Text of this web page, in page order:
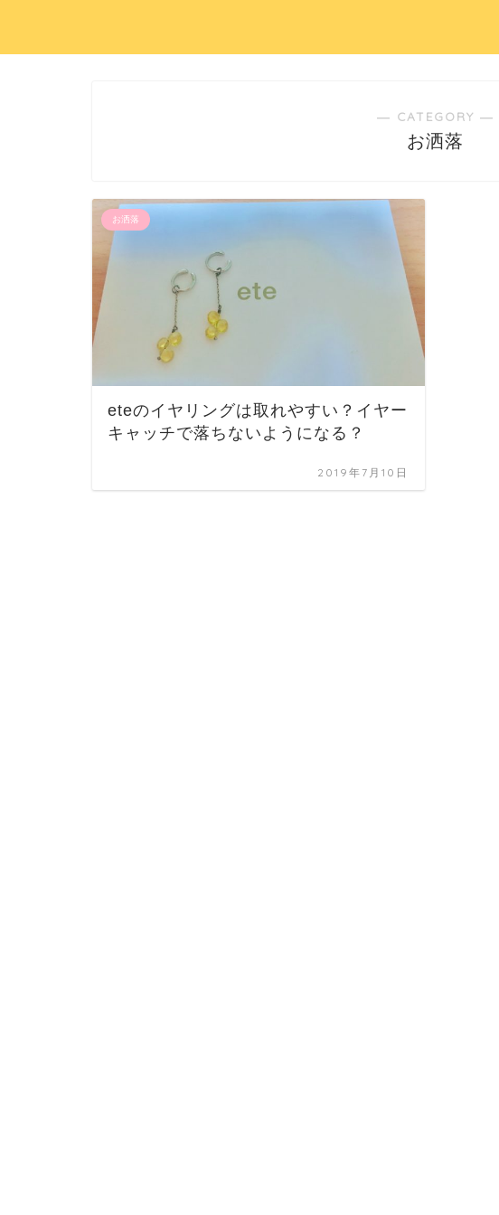
― CATEGORY ―
お洒落
お洒落
eteのイヤリングは取れやすい？イヤー
キャッチで落ちないようになる？
2019年7月10日